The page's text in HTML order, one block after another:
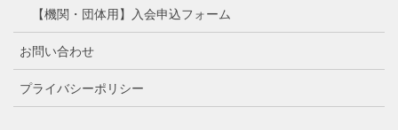
【機関・団体用】入会申込フォーム
お問い合わせ
プライバシーポリシー